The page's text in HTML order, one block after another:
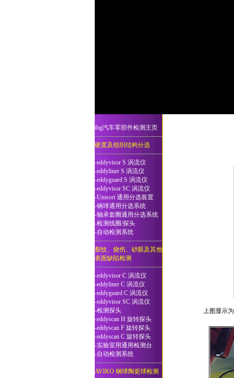
ibg汽车零部件检测主页
硬度及组织结构分选
-eddyvisor S 涡流仪
-eddyliner S 涡流仪
-eddyguard S 涡流仪
-eddyvisor SC 涡流仪
-Unisort 通用分选装置
-钢球通用分选系统
-轴承套圈通用分选系统
-检测线圈/探头
-自动检测系统
裂纹、烧伤、砂眼及其他
表面缺陷检测
-eddyvisor C 涡流仪
-eddyliner C 涡流仪
-eddyguard C 涡流仪
-eddyvisor SC 涡流仪
-检测探头
-eddyscan H 旋转探头
-eddyscan F 旋转探头
-eddyscan C 旋转探头
-实验室用通用检测台
-自动检测系统
AVIKO 钢球陶瓷球检测
上图显示